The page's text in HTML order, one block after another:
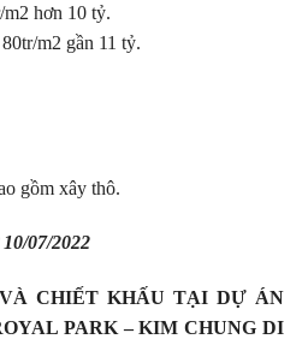
hơn 10 tỷ.
m2 gần 11 tỷ.
gồm xây thô.
07/2022
CHIẾT KHẤU TẠI DỰ ÁN
PARK – KIM CHUNG DI